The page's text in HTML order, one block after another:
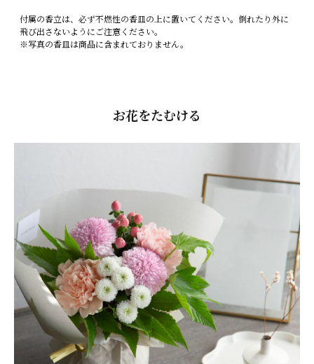
付属の香立は、必ず不燃性の香皿の上に置いてください。倒れたり外に
飛び出さないようにご注意ください。
※写真の香皿は商品に含まれておりません。
お花をたむける